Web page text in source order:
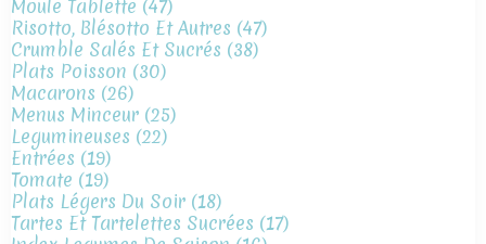
Moule Tablette (47)
Risotto, Blésotto Et Autres (47)
Crumble Salés Et Sucrés (38)
Plats Poisson (30)
Macarons (26)
Menus Minceur (25)
Legumineuses (22)
Entrées (19)
Tomate (19)
Plats Légers Du Soir (18)
Tartes Et Tartelettes Sucrées (17)